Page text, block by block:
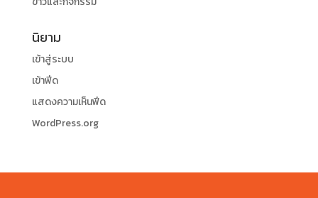
นิยาม
เข้าสู่ระบบ
เข้าฟีด
แสดงความเห็นฟีด
WordPress.org